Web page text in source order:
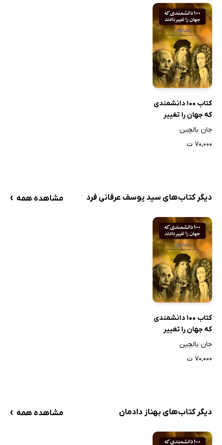
کتاب 100 دانشمندی
که جهان را تغییر
دادند
جان بالچین
۷۰,۰۰۰ ت
دیگر کتاب‌های سید یوسف عرفانی فرد مشاهده همه ›
کتاب 100 دانشمندی
که جهان را تغییر
دادند
جان بالچین
۷۰,۰۰۰ ت
دیگر کتاب‌های بهناز دادمان مشاهده همه ›